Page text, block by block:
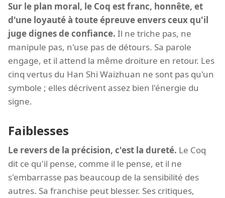
Sur le plan moral, le Coq est franc, honnête, et
d'une loyauté à toute épreuve envers ceux qu'il
juge dignes de confiance. Il ne triche pas, ne
manipule pas, n'use pas de détours. Sa parole
engage, et il attend la même droiture en retour. Les
cinq vertus du Han Shi Waizhuan ne sont pas qu'un
symbole ; elles décrivent assez bien l'énergie du
signe.
Faiblesses
Le revers de la précision, c'est la dureté. Le Coq
dit ce qu'il pense, comme il le pense, et il ne
s'embarrasse pas beaucoup de la sensibilité des
autres. Sa franchise peut blesser. Ses critiques,